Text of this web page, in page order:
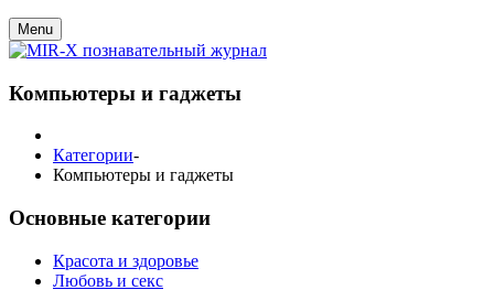
Menu
Компьютеры и гаджеты
Категории-
Компьютеры и гаджеты
Основные категории
Красота и здоровье
Любовь и секс